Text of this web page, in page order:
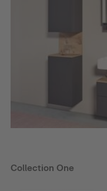
Collection One